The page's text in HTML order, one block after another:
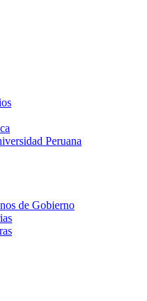
Peruana
de Gobierno